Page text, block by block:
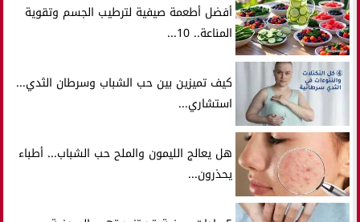
أفضل أطعمة صيفية لترطيب الجسم وتقوية
المناعة.. 10...
كيف تميزين بين حب الشباب وسرطان الثدي...
استشاري...
هل يعالج الليمون والملح حب الشباب... أطباء
يحذرون...